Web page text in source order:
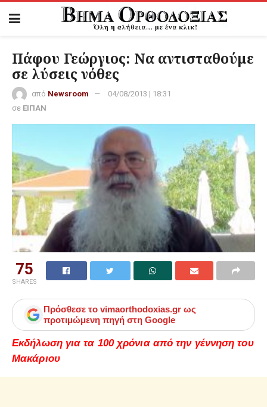
Πάφου Γεώργιος: Να αντισταθούμε
σε λύσεις νόθες
από Newsroom
04/08/2013 | 18:31
σε ΕΙΠΑΝ
75
SHARES
Πρόσθεσε το vimaorthodoxias.gr ως
προτιμώμενη πηγή στη Google
Εκδήλωση για τα 100 χρόνια από την γέννηση του
Μακάριου